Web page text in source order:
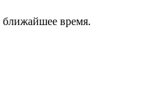
ближайшее время.